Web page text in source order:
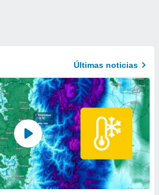
Últimas noticias